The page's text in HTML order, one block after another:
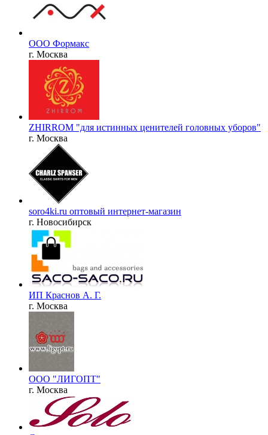
ООО Формакс
г. Москва
ZHIRROM "для истинных ценителей головных уборов"
г. Москва
soro4ki.ru оптовый интернет-магазин
г. Новосибирск
ИП Краснов А. Г.
г. Москва
ООО "ЛИГОПТ"
г. Москва